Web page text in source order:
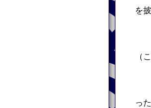
を
（
っ